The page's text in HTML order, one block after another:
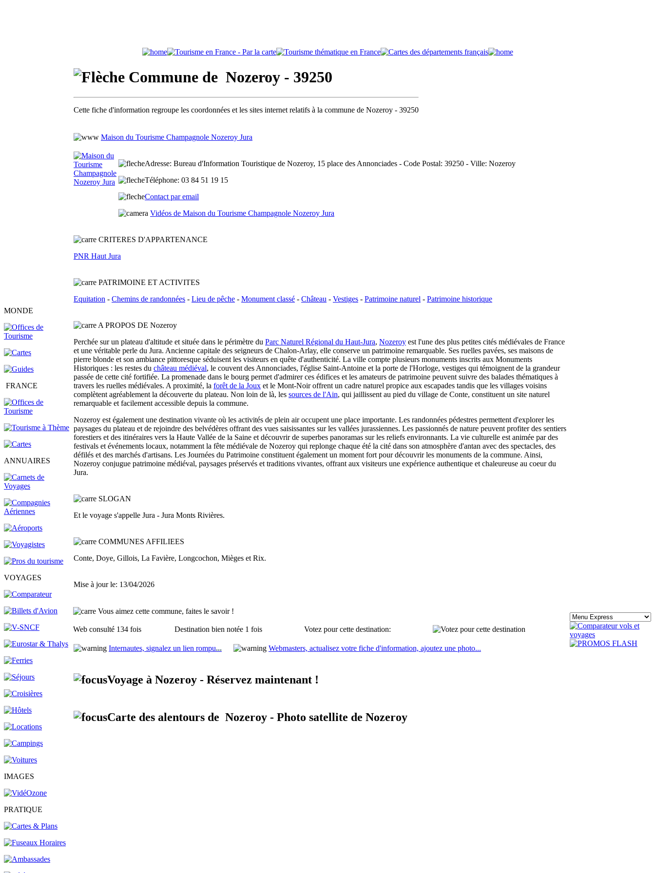
MONDE
FRANCE
ANNUAIRES
VOYAGES
IMAGES
PRATIQUE
Commune de Nozeroy - 39250
Cette fiche d'information regroupe les coordonnées et les sites internet relatifs à la commune de Nozeroy - 39250
Maison du Tourisme Champagnole Nozeroy Jura
Adresse: Bureau d'Information Touristique de Nozeroy, 15 place des Annonciades - Code Postal: 39250 - Ville: Nozeroy
Téléphone: 03 84 51 19 15
Contact par email
Vidéos de Maison du Tourisme Champagnole Nozeroy Jura
CRITERES D'APPARTENANCE
PNR Haut Jura
PATRIMOINE ET ACTIVITES
Equitation - Chemins de randonnées - Lieu de pêche - Monument classé - Château - Vestiges - Patrimoine naturel - Patrimoine historique
A PROPOS DE Nozeroy
Perchée sur un plateau d'altitude et située dans le périmètre du Parc Naturel Régional du Haut-Jura, Nozeroy est l'une des plus petites cités médiévales de France
et une véritable perle du Jura. Ancienne capitale des seigneurs de Chalon-Arlay, elle conserve un patrimoine remarquable. Ses ruelles pavées, ses maisons de
pierre blonde et son ambiance pittoresque séduisent les visiteurs en quête d'authenticité. La ville compte plusieurs monuments inscrits aux Monuments
Historiques : les restes du château médiéval, le couvent des Annonciades, l'église Saint-Antoine et la porte de l'Horloge, vestiges qui témoignent de la grandeur
passée de cette cité fortifiée. La promenade dans le bourg permet d'admirer ces édifices et les amateurs de patrimoine peuvent suivre des balades thématiques à
travers les ruelles médiévales. A proximité, la forêt de la Joux et le Mont-Noir offrent un cadre naturel propice aux escapades tandis que les villages voisins
complètent agréablement la découverte du plateau. Non loin de là, les sources de l'Ain, qui jaillissent au pied du village de Conte, constituent un site naturel
remarquable et facilement accessible depuis la commune.
Nozeroy est également une destination vivante où les activités de plein air occupent une place importante. Les randonnées pédestres permettent d'explorer les
paysages du plateau et de rejoindre des belvédères offrant des vues saisissantes sur les vallées jurassiennes. Les passionnés de nature peuvent profiter des sentiers
forestiers et des itinéraires vers la Haute Vallée de la Saine et découvrir de superbes panoramas sur les reliefs environnants. La vie culturelle est animée par des
festivals et événements locaux, notamment la fête médiévale de Nozeroy qui replonge chaque été la cité dans son atmosphère d'antan avec des spectacles, des
défilés et des marchés d'artisans. Les Journées du Patrimoine constituent également un moment fort pour découvrir les monuments de la commune. Ainsi,
Nozeroy conjugue patrimoine médiéval, paysages préservés et traditions vivantes, offrant aux visiteurs une expérience authentique et chaleureuse au coeur du
Jura.
SLOGAN
Et le voyage s'appelle Jura - Jura Monts Rivières.
COMMUNES AFFILIEES
Conte, Doye, Gillois, La Favière, Longcochon, Mièges et Rix.
Mise à jour le: 13/04/2026
Vous aimez cette commune, faites le savoir !
Web consulté 134 fois Destination bien notée 1 fois Votez pour cette destination:
Internautes, signalez un lien rompu... Webmasters, actualisez votre fiche d'information, ajoutez une photo...
Voyage à Nozeroy - Réservez maintenant !
Carte des alentours de Nozeroy - Photo satellite de Nozeroy